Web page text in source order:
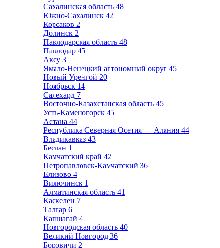
Сахалинская область 48
Южно-Сахалинск 42
Корсаков 2
Долинск 2
Павлодарская область 48
Павлодар 45
Аксу 3
Ямало-Ненецкий автономный округ 45
Новый Уренгой 20
Ноябрьск 14
Салехард 7
Восточно-Казахстанская область 45
Усть-Каменогорск 45
Астана 44
Республика Северная Осетия — Алания 44
Владикавказ 43
Беслан 1
Камчатский край 42
Петропавловск-Камчатский 36
Елизово 4
Вилючинск 1
Алматинская область 41
Каскелен 7
Талгар 6
Капшагай 4
Новгородская область 40
Великий Новгород 36
Боровичи 2